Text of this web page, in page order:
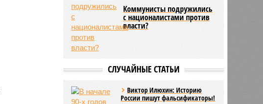
Коммунисты подружились
с националистами против
власти?
СЛУЧАЙНЫЕ СТАТЬИ
Виктор Илюхин: Историю
России пишут фальсификаторы!